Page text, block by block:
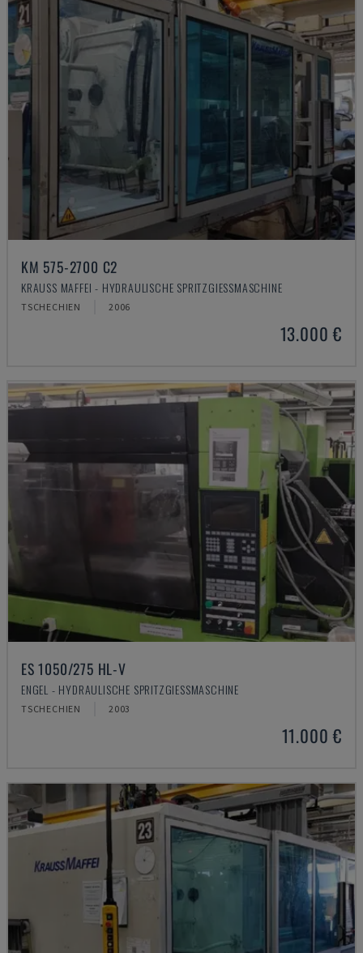
KM 575-2700 C2
KRAUSS MAFFEI - HYDRAULISCHE SPRITZGIESSMASCHINE
TSCHECHIEN 2006
13.000 €
ES 1050/275 HL-V
ENGEL - HYDRAULISCHE SPRITZGIESSMASCHINE
TSCHECHIEN 2003
11.000 €